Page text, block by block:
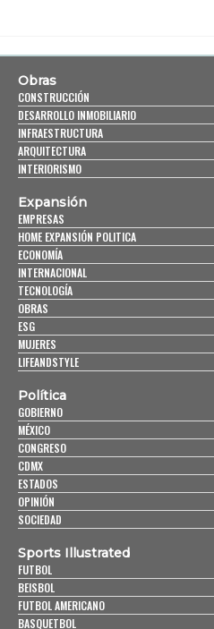
Obras
CONSTRUCCIÓN
DESARROLLO INMOBILIARIO
INFRAESTRUCTURA
ARQUITECTURA
INTERIORISMO
Expansión
EMPRESAS
HOME EXPANSIÓN POLITICA
ECONOMÍA
INTERNACIONAL
TECNOLOGÍA
OBRAS
ESG
MUJERES
LIFEANDSTYLE
Política
GOBIERNO
MÉXICO
CONGRESO
CDMX
ESTADOS
OPINIÓN
SOCIEDAD
Sports Illustrated
FUTBOL
BEISBOL
FUTBOL AMERICANO
BASQUETBOL